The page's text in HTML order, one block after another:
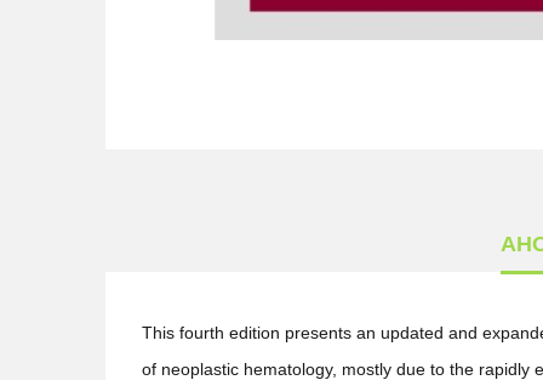
This fourth edition presents an updated and
of neoplastic hematology, mostly due to the